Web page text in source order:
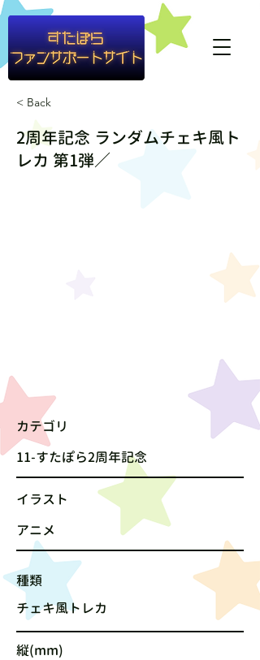
#container1{ background-color: rgba(255,255,255,0.8) }
< Back
2周年記念 ランダムチェキ風ト
レカ 第1弾／
カテゴリ
11-すたぽら2周年記念
​イラスト
アニメ
種類
チェキ風トレカ
縦(mm)